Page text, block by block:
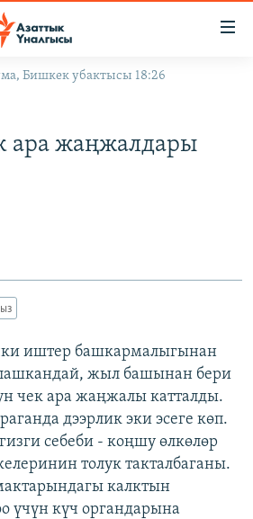
Бишкек убактысы 18:26
ара жаңжалдары
иштер башкармалыгынан
жыл башынан бери
чек ара жаңжалы катталды.
дээрлик эки эсеге көп.
себеби - коңшу өлкөлөр
толук такталбаганы.
калктын
үчүн күч органдарына